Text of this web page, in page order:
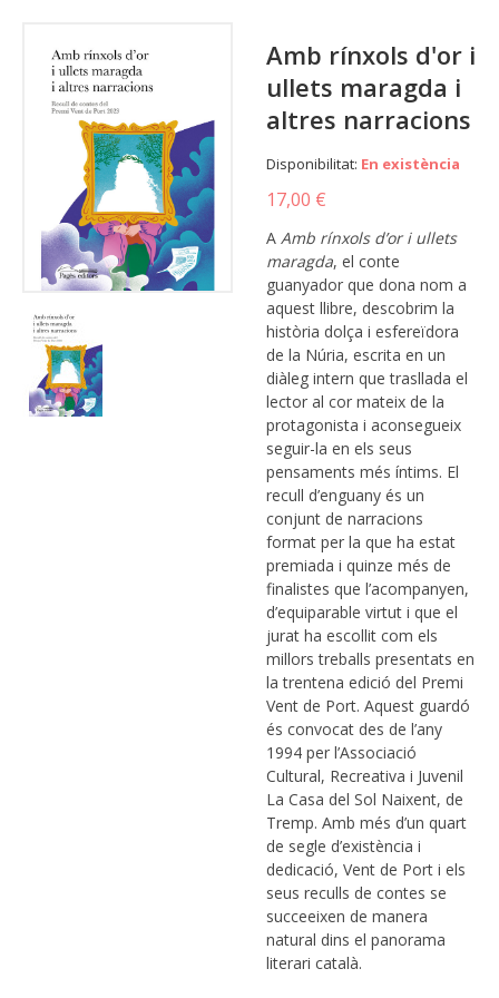
Amb rínxols d'or i
ullets maragda i
altres narracions
Disponibilitat: En existència
17,00 €
A Amb rínxols d’or i ullets
maragda, el conte
guanyador que dona nom a
aquest llibre, descobrim la
història dolça i esfereïdora
de la Núria, escrita en un
diàleg intern que trasllada el
lector al cor mateix de la
protagonista i aconsegueix
seguir-la en els seus
pensaments més íntims. El
recull d’enguany és un
conjunt de narracions
format per la que ha estat
premiada i quinze més de
finalistes que l’acompanyen,
d’equiparable virtut i que el
jurat ha escollit com els
millors treballs presentats en
la trentena edició del Premi
Vent de Port. Aquest guardó
és convocat des de l’any
1994 per l’Associació
Cultural, Recreativa i Juvenil
La Casa del Sol Naixent, de
Tremp. Amb més d’un quart
de segle d’existència i
dedicació, Vent de Port i els
seus reculls de contes se
succeeixen de manera
natural dins el panorama
literari català.